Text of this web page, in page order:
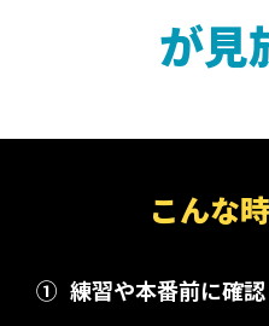
が見
こんな
① 練習や本番前に確認